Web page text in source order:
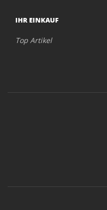
IHR EINKAUF
Top Artikel